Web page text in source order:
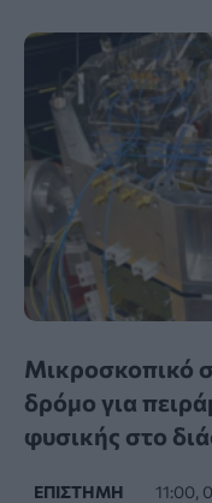
Μικροσκοπικό
δρόμο για
φυσικής στο
ΕΠΙΣΤΉΜΗ 11:00,